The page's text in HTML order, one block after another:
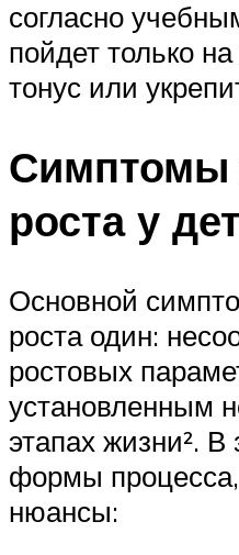
согласно
пойдет только
тонус или
Симптомы
роста у
Основной
роста один:
ростовых
установленным
этапах жизни². В
формы
нюансы: